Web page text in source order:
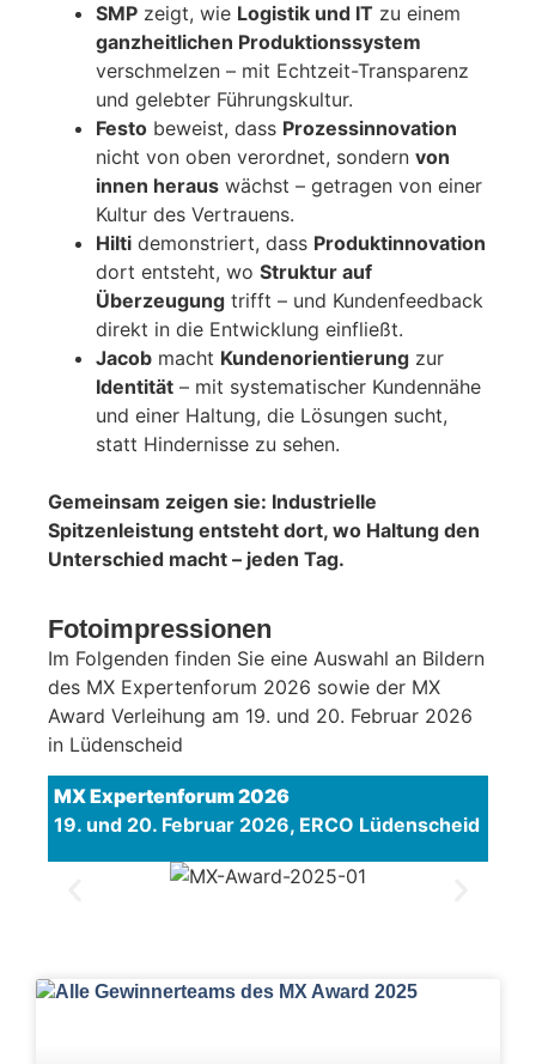
SMP zeigt, wie Logistik und IT zu einem
ganzheitlichen Produktionssystem
verschmelzen – mit Echtzeit-Transparenz
und gelebter Führungskultur.
Festo beweist, dass Prozessinnovation
nicht von oben verordnet, sondern von
innen heraus wächst – getragen von einer
Kultur des Vertrauens.
Hilti demonstriert, dass Produktinnovation
dort entsteht, wo Struktur auf
Überzeugung trifft – und Kundenfeedback
direkt in die Entwicklung einfließt.
Jacob macht Kundenorientierung zur
Identität – mit systematischer Kundennähe
und einer Haltung, die Lösungen sucht,
statt Hindernisse zu sehen.
Gemeinsam zeigen sie: Industrielle
Spitzenleistung entsteht dort, wo Haltung den
Unterschied macht – jeden Tag.
Fotoimpressionen
Im Folgenden finden Sie eine Auswahl an Bildern
des MX Expertenforum 2026 sowie der MX
Award Verleihung am 19. und 20. Februar 2026
in Lüdenscheid
MX Expertenforum 2026
19. und 20. Februar 2026, ERCO Lüdenscheid